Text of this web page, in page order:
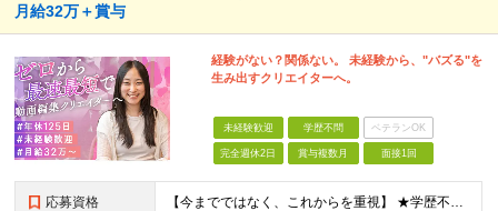
月給32万＋賞与
経験がない？関係ない。 未経験から、"バズる"を
生み出すクリエイターへ。
未経験歓迎 学歴不問 ベテランOK
完全週休2日 賞与複数月 面接1回
応募資格 【今までではなく、これからを重視】 ★学歴不問 ★職種未経験歓迎 ★業種未経験歓迎 ★社会人未経験歓迎 ★第二新卒歓迎 ★ブランクOK ★動画編集・デザイン制作の勉強を独学でしている方など ※基礎的